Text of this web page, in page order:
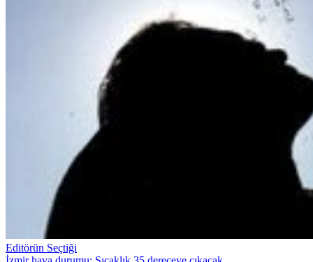
Editörün Seçtiği